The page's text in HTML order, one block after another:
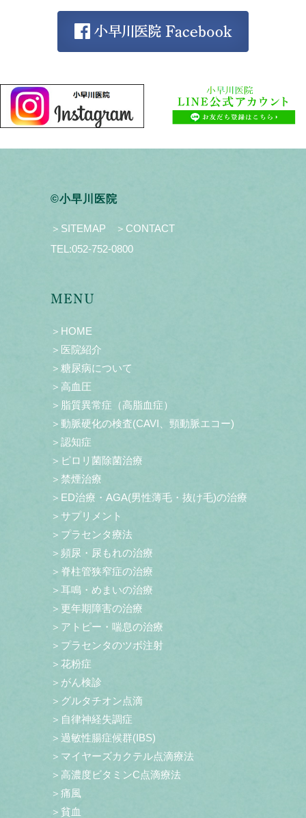
©小早川医院
＞SITEMAP
＞CONTACT
TEL:052-752-0800
MENU
＞HOME
＞医院紹介
＞糖尿病について
＞高血圧
＞脂質異常症（高脂血症）
＞動脈硬化の検査(CAVI、頸動脈エコー)
＞認知症
＞ピロリ菌除菌治療
＞禁煙治療
＞ED治療・AGA(男性薄毛・抜け毛)の治療
＞サプリメント
＞プラセンタ療法
＞頻尿・尿もれの治療
＞脊柱管狭窄症の治療
＞耳鳴・めまいの治療
＞更年期障害の治療
＞アトピー・喘息の治療
＞プラセンタのツボ注射
＞花粉症
＞がん検診
＞グルタチオン点滴
＞自律神経失調症
＞過敏性腸症候群(IBS)
＞マイヤーズカクテル点滴療法
＞高濃度ビタミンC点滴療法
＞痛風
＞貧血